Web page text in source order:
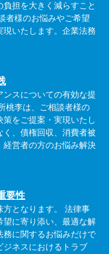
担を大きく減らすこと
者様のお悩みやご希望
いたします。企業法務
スについての有効な提
桃李は、ご相談者様の
をご提案・実現いたし
く、債権回収、消費者被
営者の方のお悩み解決
要性
方となります。 法律事
に寄り添い、最適な解
に関するお悩みだけで
ジネスにおけるトラブ